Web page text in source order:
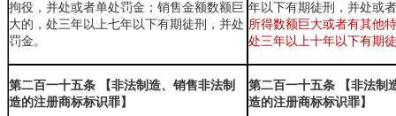
拘役，并处或者单处罚金；销售金额数额巨
大的，处三年以上七年以下有期徒刑 ，并处
罚金。
年以下有期徒刑，并处或
所得数额巨大或者有其他
处三年以上十年以下有期
第二百一十五条 【非法制造、销售非法制
造的注册商标标识罪】
第二百一十五条 【非法制
造的注册商标标识罪】